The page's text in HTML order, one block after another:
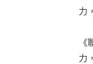
力
力